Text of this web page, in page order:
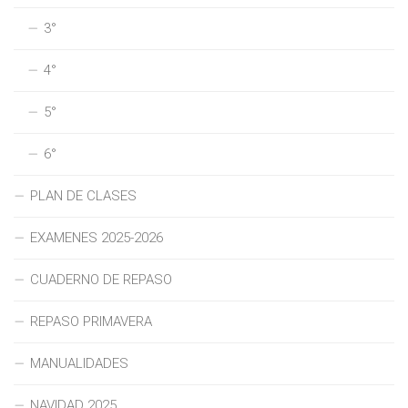
3°
4°
5°
6°
PLAN DE CLASES
EXAMENES 2025-2026
CUADERNO DE REPASO
REPASO PRIMAVERA
MANUALIDADES